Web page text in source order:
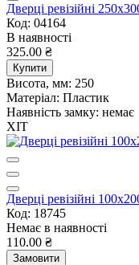
Дверцi ревiзiйнi
Код: 04164
В наявності
325.00 ₴
Купити
Висота, мм: 250
Матеріал: Пластик
Наявність замку: немає
ХІТ
Дверцi ревiзiйнi
Код: 18745
Немає в наявності
110.00 ₴
Замовити